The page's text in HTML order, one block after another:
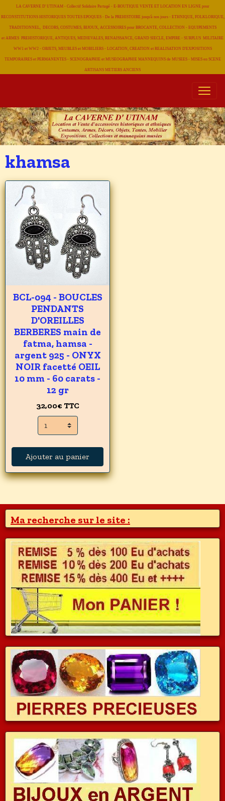
LA CAVERNE D' UTINAM - Collectif Solidaire Partagé - E-BOUTIQUE VENTE ET LOCATION EN LIGNE pour
RECONSTITUTIONS HISTORIQUES TOUTES EPOQUES - De la PREHISTOIRE jusqu'à nos jours - ETHNIQUE, FOLKLORIQUE,
TRADITIONNEL, DECORS, COSTUMES, BIJOUX, ACCESSOIRES pour BROCANTE, COLLECTION - EQUIPEMENTS
et ARMES PREHISTORIQUE, ANTIQUES, MEDIEVALES, RENAISSANCE, GRAND SIECLE, EMPIRE - SURPLUS MILITAIRE
WW1 et WW2 - OBJETS, MEUBLES et MOBILIERS - LOCATION, CREATION et REALISATION D'EXPOSITIONS
TEMPORAIRES et PERMANENTES - SCENOGRAPHIE et MUSEOGRAPHIE MANNEQUINS de MUSEES - MISES en SCENE
ARTISANS METIERS ANCIENS
khamsa
BCL-094 - BOUCLES
PENDANTS
D'OREILLES
BERBERES main de
fatma, hamsa -
argent 925 - ONYX
NOIR facetté OEIL
10 mm - 60 carats -
12 gr
32,00€ TTC
Ajouter au panier
Ma recherche sur le site :